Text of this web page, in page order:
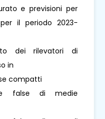
e previsioni per
il periodo 2023-
dei rilevatori di
in
compatti
false di medie